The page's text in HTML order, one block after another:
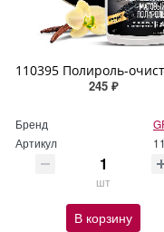
245 ₽
Бренд
Артикул
шт
В корзину